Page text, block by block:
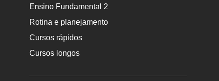
Ensino Fundamental 2
Rotina e planejamento
Cursos rápidos
Cursos longos